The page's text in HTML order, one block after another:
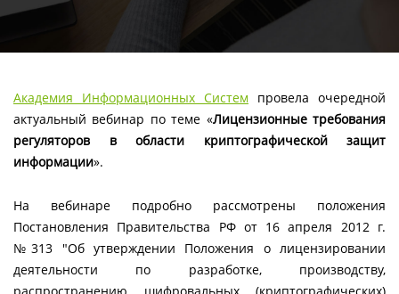
Академия Информационных Систем провела очередной
актуальный вебинар по теме «Лицензионные требования
регуляторов в области криптографической защит
информации».
На вебинаре подробно рассмотрены положения
Постановления Правительства РФ от 16 апреля 2012 г.
№313 "Об утверждении Положения о лицензировании
деятельности по разработке, производству,